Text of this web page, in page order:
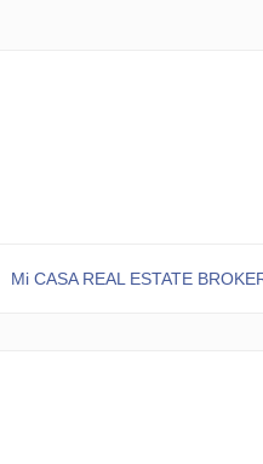
Mi CASA REAL ESTATE